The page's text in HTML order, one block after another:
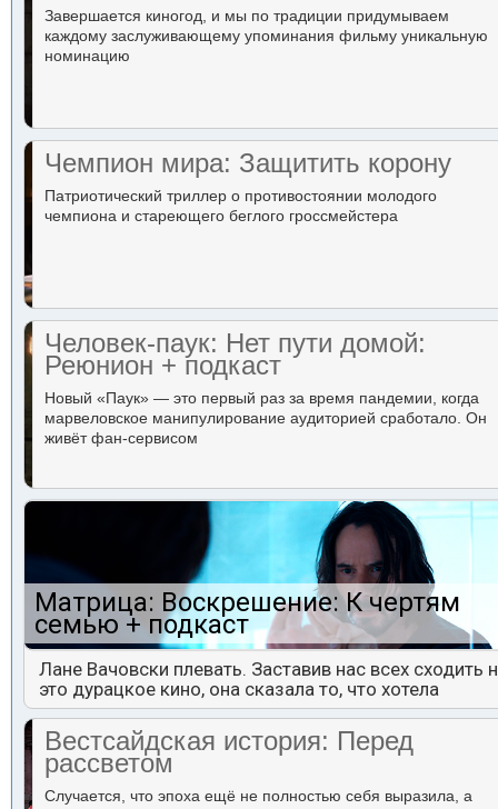
Завершается киногод, и мы по традиции придумываем
каждому заслуживающему упоминания фильму уникальную
номинацию
Чемпион мира: Защитить корону
Патриотический триллер о противостоянии молодого
чемпиона и стареющего беглого гроссмейстера
Человек-паук: Нет пути домой:
Реюнион + подкаст
Новый «Паук» — это первый раз за время пандемии, когда
марвеловское манипулирование аудиторией сработало. Он
живёт фан-сервисом
Матрица: Воскрешение: К чертям
семью + подкаст
Лане Вачовски плевать. Заставив нас всех сходить
это дурацкое кино, она сказала то, что хотела
Вестсайдская история: Перед
рассветом
Случается, что эпоха ещё не полностью себя выразила, а